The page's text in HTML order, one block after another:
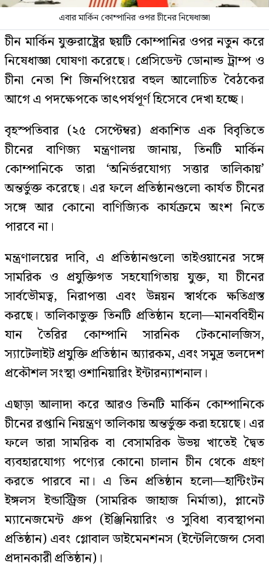
এবার মার্কিন কোম্পানির ওপর চীনের নিষেধাজ্ঞা
চীন মার্কিন যুক্তরাষ্ট্রের ছয়টি কোম্পানির ওপর নতুন করে
নিষেধাজ্ঞা ঘোষণা করেছে। প্রেসিডেন্ট ডোনাল্ড ট্রাম্প ও
চীনা নেতা শি জিনপিংয়ের বহুল আলোচিত বৈঠকের
আগে এ পদক্ষেপকে তাৎপর্যপূর্ণ হিসেবে দেখা হচ্ছে।
বৃহস্পতিবার (২৫ সেপ্টেম্বর) প্রকাশিত এক বিবৃতিতে
চীনের বাণিজ্য মন্ত্রণালয় জানায়, তিনটি মার্কিন
কোম্পানিকে তারা ‘অনির্ভরযোগ্য সত্তার তালিকায়’
অন্তর্ভুক্ত করেছে। এর ফলে প্রতিষ্ঠানগুলো কার্যত চীনের
সঙ্গে আর কোনো বাণিজ্যিক কার্যক্রমে অংশ নিতে
পারবে না।
মন্ত্রণালয়ের দাবি, এ প্রতিষ্ঠানগুলো তাইওয়ানের সঙ্গে
সামরিক ও প্রযুক্তিগত সহযোগিতায় যুক্ত, যা চীনের
সার্বভৌমত্ব, নিরাপত্তা এবং উন্নয়ন স্বার্থকে ক্ষতিগ্রস্ত
করছে। তালিকাভুক্ত তিনটি প্রতিষ্ঠান হলো—মানববিহীন
যান তৈরির কোম্পানি সারনিক টেকনোলজিস,
স্যাটেলাইট প্রযুক্তি প্রতিষ্ঠান অ্যারকম, এবং সমুদ্র তলদেশ
প্রকৌশল সংস্থা ওশানিয়ারিং ইন্টারন্যাশনাল।
এছাড়া আলাদা করে আরও তিনটি মার্কিন কোম্পানিকে
চীনের রপ্তানি নিয়ন্ত্রণ তালিকায় অন্তর্ভুক্ত করা হয়েছে। এর
ফলে তারা সামরিক বা বেসামরিক উভয় খাতেই দ্বৈত
ব্যবহারযোগ্য পণ্যের কোনো চালান চীন থেকে গ্রহণ
করতে পারবে না। এ তিন প্রতিষ্ঠান হলো—হান্টিংটন
ইঙ্গলস ইন্ডাস্ট্রিজ (সামরিক জাহাজ নির্মাতা), প্লানেট
ম্যানেজমেন্ট গ্রুপ (ইঞ্জিনিয়ারিং ও সুবিধা ব্যবস্থাপনা
প্রতিষ্ঠান) এবং গ্লোবাল ডাইমেনশনস (ইন্টেলিজেন্স সেবা
প্রদানকারী প্রতিষ্ঠান)।